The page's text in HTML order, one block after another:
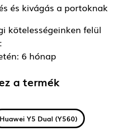
és kivágás a portoknak
kötelességeinken felül
6 hónap
a termék
Huawei Y5 Dual (Y560)